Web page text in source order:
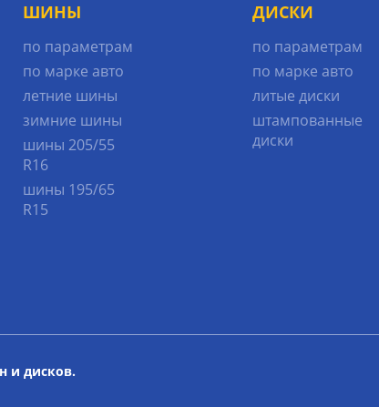
ШИНЫ
по параметрам
по марке авто
летние шины
зимние шины
шины 205/55
R16
шины 195/65
R15
ДИСКИ
по параметрам
по марке авто
литые диски
штампованные
диски
и дисков.